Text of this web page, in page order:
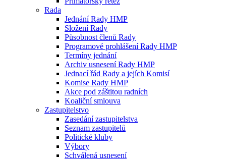
Rada
Jednání Rady HMP
Složení Rady
Působnost členů Rady
Programové prohlášení Rady HMP
Termíny jednání
Archiv usnesení Rady HMP
Jednací řád Rady a jejích Komisí
Komise Rady HMP
Akce pod záštitou radních
Koaliční smlouva
Zastupitelstvo
Zasedání zastupitelstva
Seznam zastupitelů
Politické kluby
Výbory
Schválená usnesení